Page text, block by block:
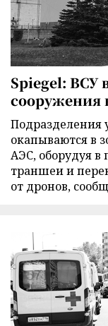
Spiegel: ВСУ
сооружения
Подразделения
окапываются в
АЭС, оборудуя в
траншеи и
от дронов,